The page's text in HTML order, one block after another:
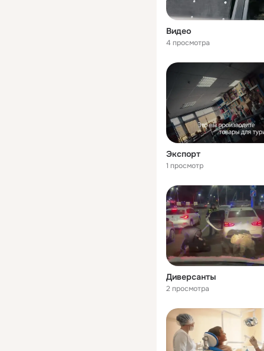
Видео
4 просмотра
Экспорт
1 просмотр
Диверсанты
2 просмотра